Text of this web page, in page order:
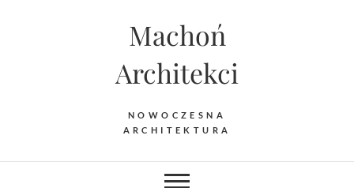
Machoń
Architekci
NOWOCZESNA
ARCHITEKTURA